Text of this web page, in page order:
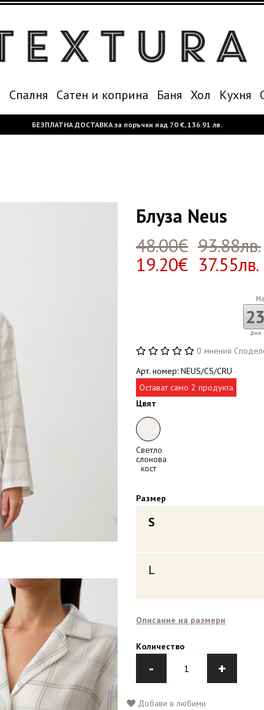
Спалня Сатен и коприна Баня Хол Кухня
БЕЗПЛАТНА ДОСТАВКА за поръчки над 70 €,136.91 лв.
Блуза Neus
48.00€ 93.88лв.
19.20€ 37.55лв.
23
дни
0 мнения
Арт. номер: NEUS/CS/CRU
Остават само 2 продукта
Цвят
Светло
слонова
кост
Размер
S
L
Описание на размери
Количество
- +
Добави в любими